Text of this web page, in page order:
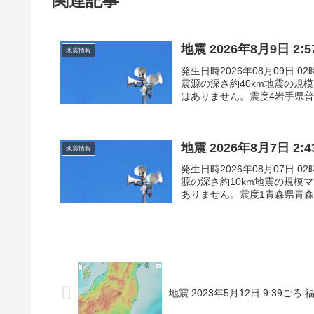
地震情報 地震 2026年8月9日
発生日時2026年08月09日 02
震源の深さ約40km地震の規
はありません。震度4岩手県
地震情報 地震 2026年8月7日
発生日時2026年08月07日 02
源の深さ約10km地震の規模
ありません。震度1青森県青
地震 2023年5月12日 9:39ごろ